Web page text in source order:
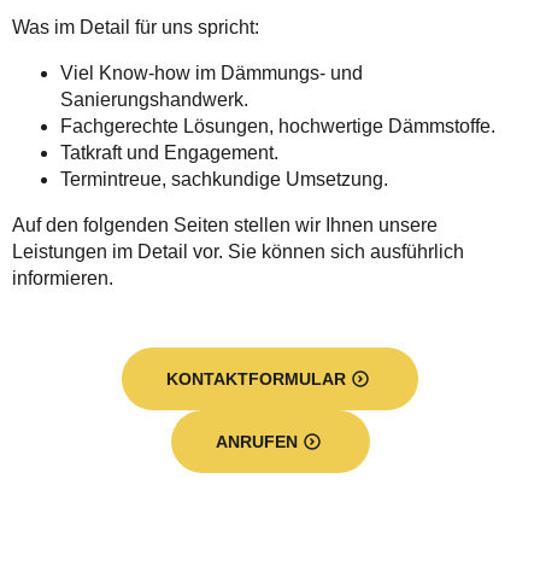
Was im Detail für uns spricht:
Viel Know-how im Dämmungs- und
Sanierungshandwerk.
Fachgerechte Lösungen, hochwertige Dämmstoffe.
Tatkraft und Engagement.
Termintreue, sachkundige Umsetzung.
Auf den folgenden Seiten stellen wir Ihnen unsere
Leistungen im Detail vor. Sie können sich ausführlich
informieren.
KONTAKTFORMULAR
ANRUFEN